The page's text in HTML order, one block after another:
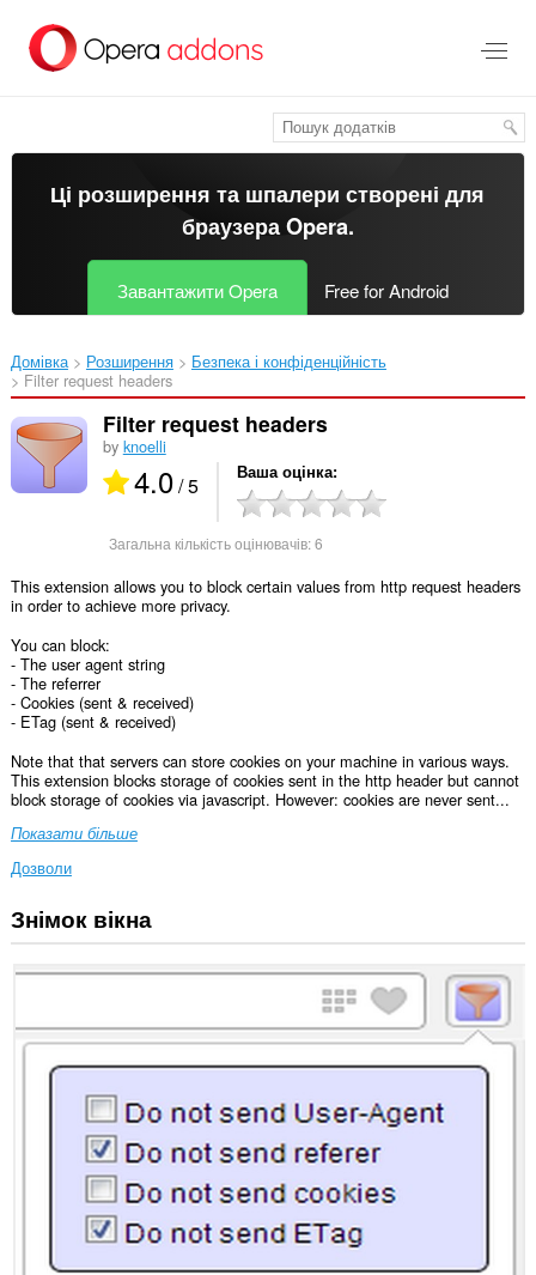
основного
Ці розширення та шпалери створені для
браузера Opera.
Завантажити Opera Free for Android
Домівка Розширення
Безпека і конфіденційність
Filter request headers‎
Filter request headers
by knoelli
4.0/ 5 Ваша оцінка
Загальна кількість оцінювачів:6
This extension allows you to block certain values from http request headers
in order to achieve more privacy.
You can block:
- The user agent string
- The referrer
- Cookies (sent & received)
- ETag (sent & received)
Note that that servers can store cookies on your machine in various ways.
This extension blocks storage of cookies sent in the http header but cannot
block storage of cookies via javascript. However: cookies are never sent...
Показати більше
Дозволи
Це
розширення
отримувати
ваших
даних
Знімок вікна